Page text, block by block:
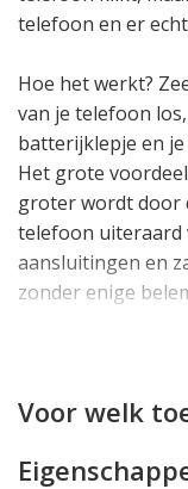
telefoon en er
Hoe het werkt?
van je telefoon
batterijklepje en
Het grote
groter wordt door
telefoon uiteraard
aansluitingen en
zonder enige
Voor welk